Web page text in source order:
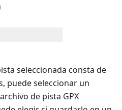
seleccionada consta de
puede seleccionar un
de pista GPX